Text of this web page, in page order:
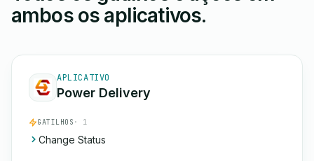
ambos os aplicativos.
APLICATIVO
Power Delivery
GATILHOS · 1
Change Status